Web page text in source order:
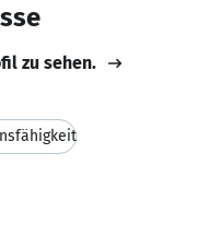
zu sehen.